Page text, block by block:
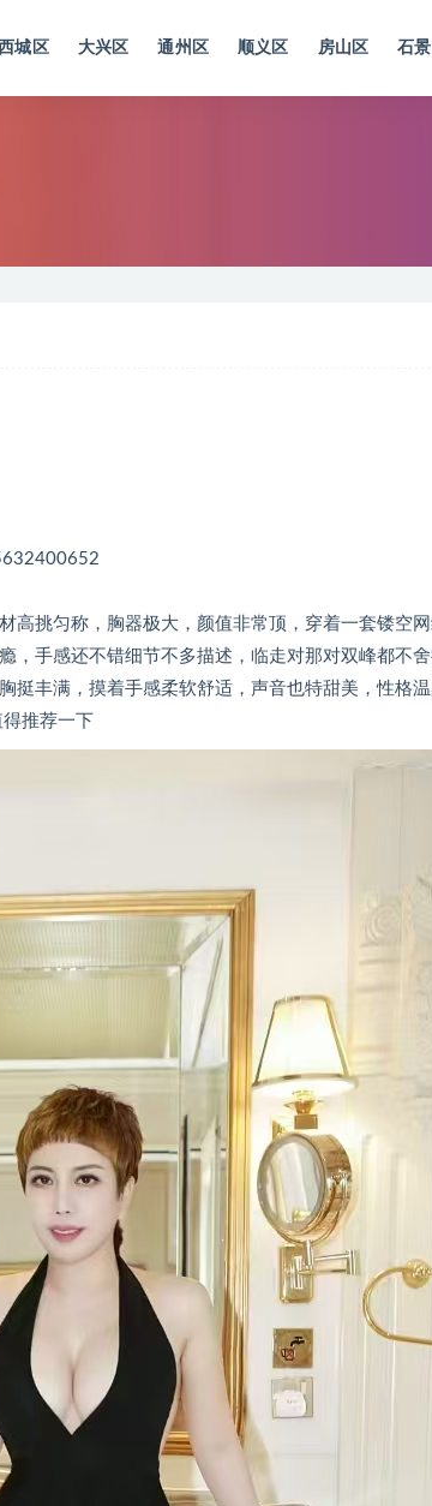
城区 大兴区 通州区 顺义区 房山区 石
高挑匀称，胸器极大，颜值非常顶，穿着一套镂空
，手感还不错细节不多描述，临走对那对双峰都不
挺丰满，摸着手感柔软舒适，声音也特甜美，性格温
推荐一下